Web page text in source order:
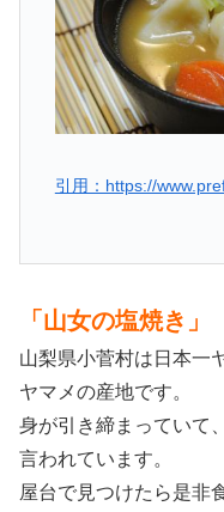
引用：https://
「山女の塩焼き」
山梨県小菅村は日本一
ヤマメの産地です。
身が引き締まっていて
言われています。
屋台で見つけたら是非